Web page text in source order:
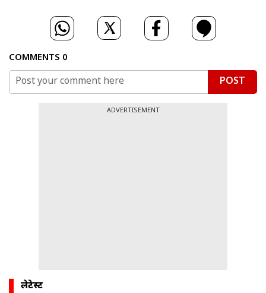
COMMENTS 0
POST
ADVERTISEMENT
लेटेस्ट